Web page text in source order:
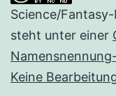
Science/
steht unter einer
Keine